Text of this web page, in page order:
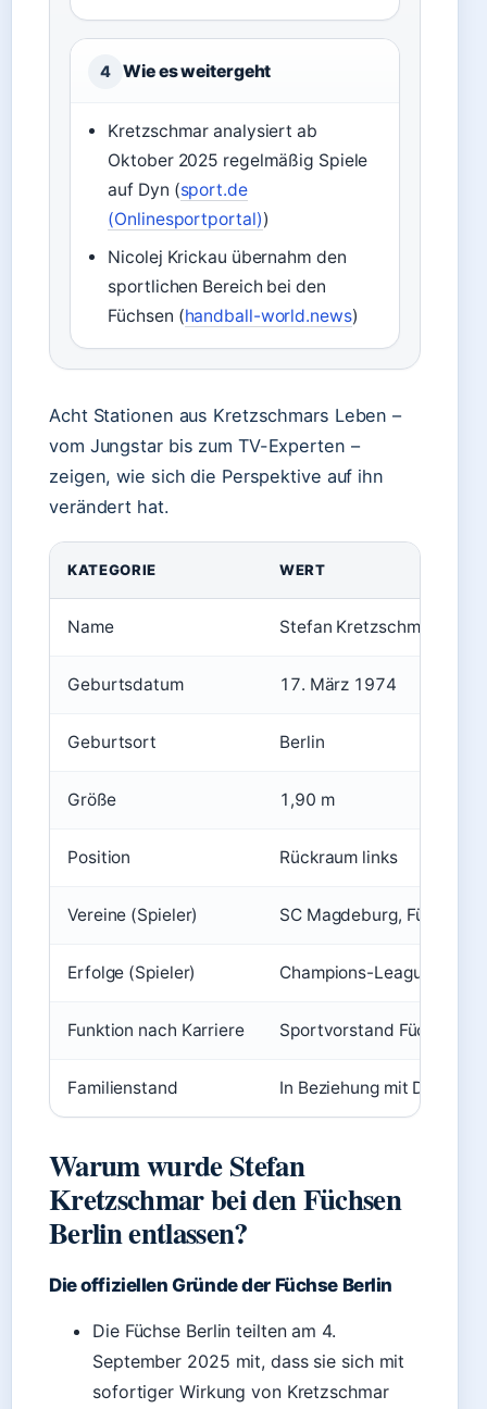
4 Wie es weitergeht
Kretzschmar analysiert ab
Oktober 2025 regelmäßig Spiele
auf Dyn (sport.de
(Onlinesportportal))
Nicolej Krickau übernahm den
sportlichen Bereich bei den
Füchsen (handball-world.news)
Acht Stationen aus Kretzschmars Leben –
vom Jungstar bis zum TV-Experten –
zeigen, wie sich die Perspektive auf ihn
verändert hat.
KATEGORIE WERT
Name Stefan Kretzschmar
Geburtsdatum 17. März 1974
Geburtsort Berlin
Größe 1,90 m
Position Rückraum links
Vereine (Spieler) SC Magdeburg, Füchse
Erfolge (Spieler) Champions-League-
Funktion nach Karriere Sportvorstand Füchse
Familienstand In Beziehung mit Doreen
Warum wurde Stefan
Kretzschmar bei den Füchsen
Berlin entlassen?
Die offiziellen Gründe der Füchse Berlin
Die Füchse Berlin teilten am 4.
September 2025 mit, dass sie sich mit
sofortiger Wirkung von Kretzschmar